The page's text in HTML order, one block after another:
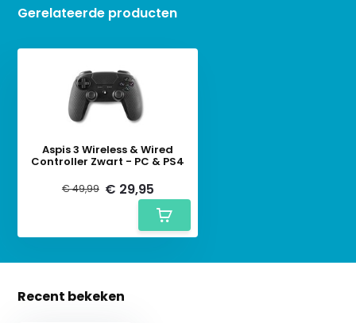
Gerelateerde producten
Aspis 3 Wireless & Wired
Controller Zwart - PC & PS4
€ 49,99 € 29,95
Recent bekeken